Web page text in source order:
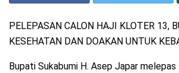
PELEPASAN CALON HAJI KLOTER 13,
KESEHATAN DAN DOAKAN UNTUK
Bupati Sukabumi H. Asep Japar